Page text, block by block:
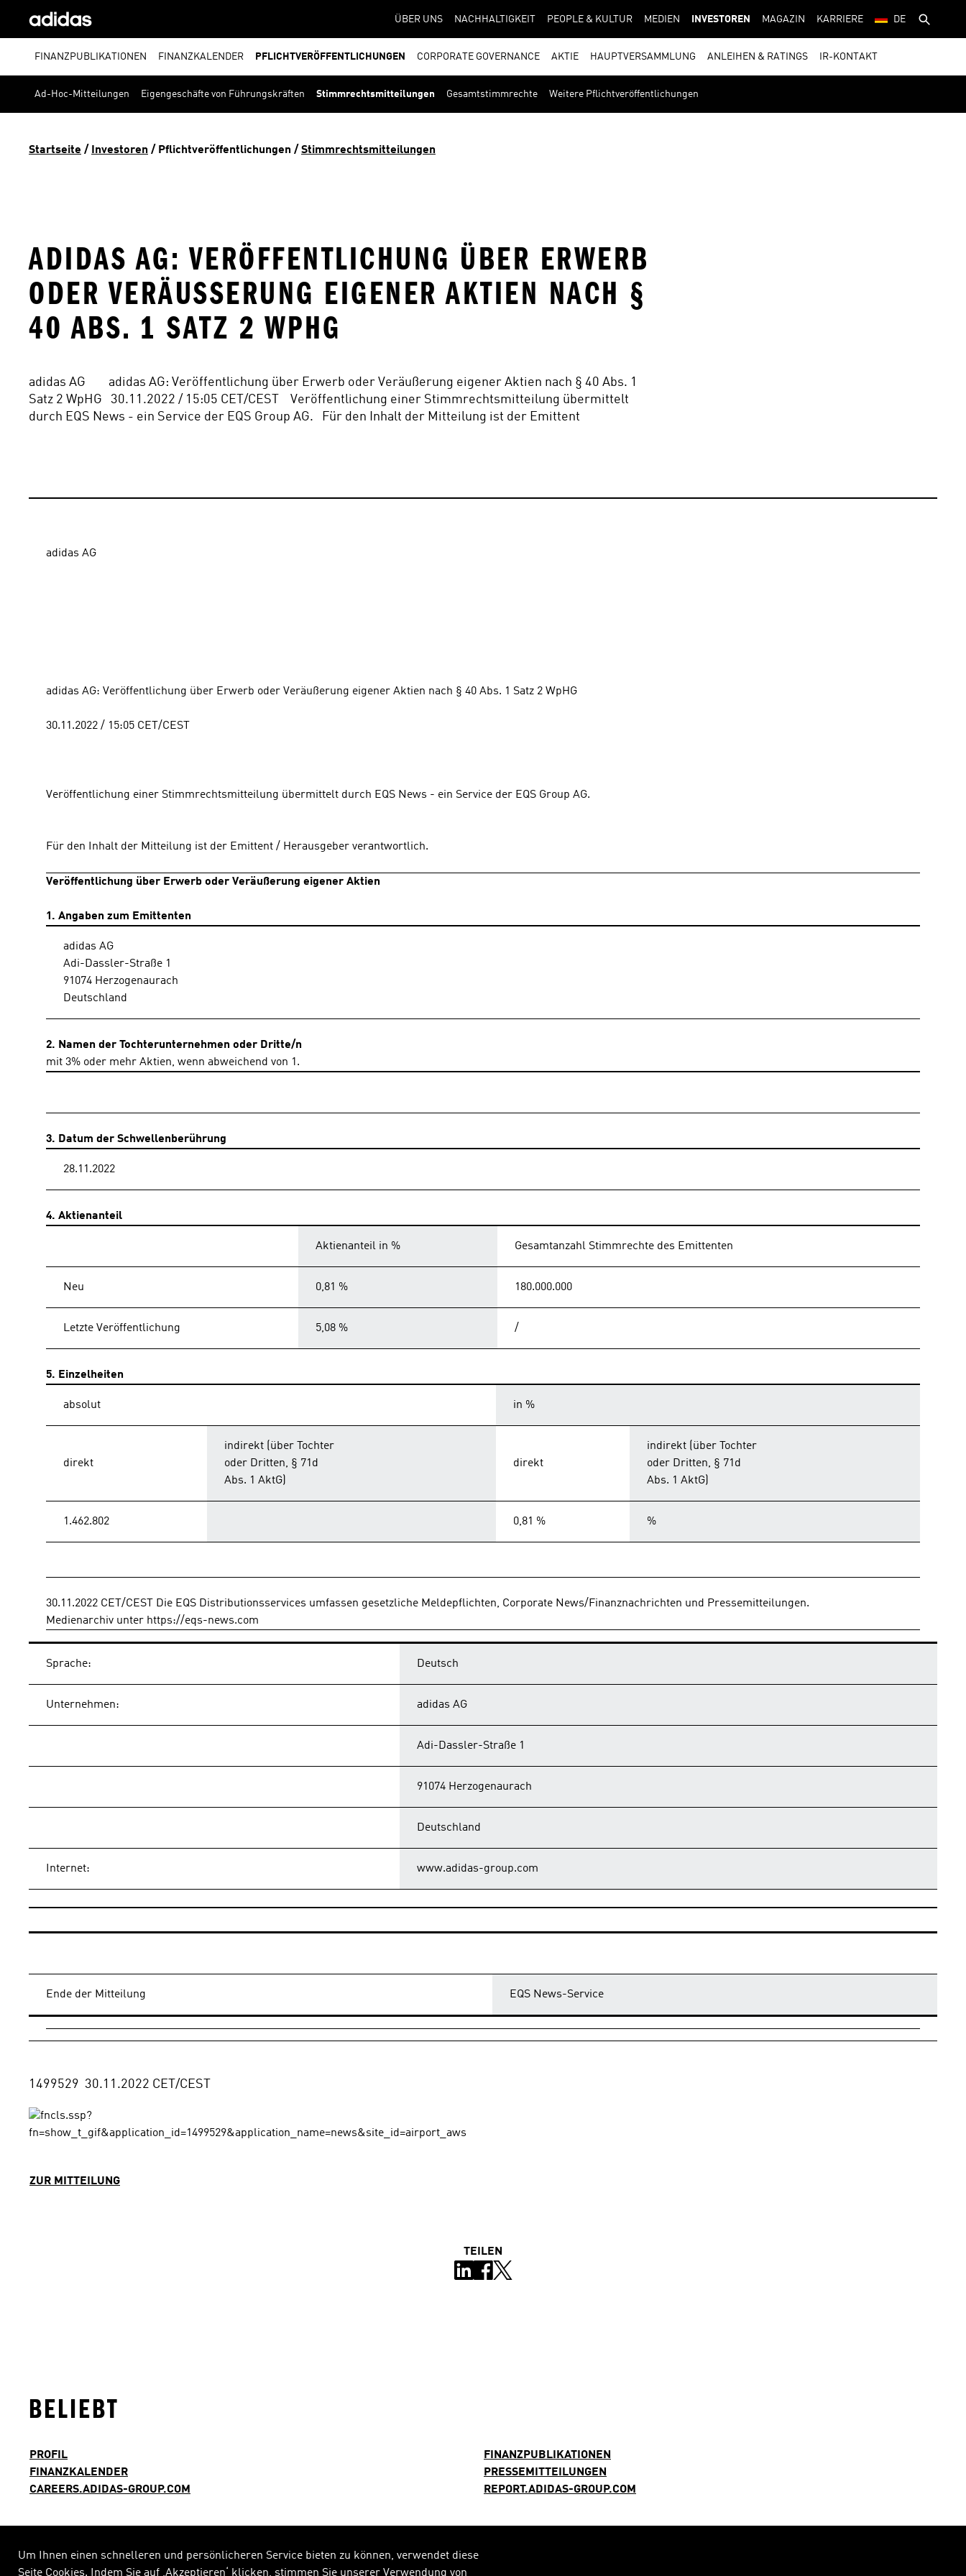
ÜBER UNS NACHHALTIGKEIT PEOPLE & KULTUR MEDIEN INVESTOREN MAGAZIN KARRIERE DE
FINANZPUBLIKATIONEN FINANZKALENDER PFLICHTVERÖFFENTLICHUNGEN CORPORATE GOVERNANCE AKTIE HAUPTVERSAMMLUNG ANLEIHEN & RATINGS IR-KONTAKT
Ad-Hoc-Mitteilungen Eigengeschäfte von Führungskräften Stimmrechtsmitteilungen Gesamtstimmrechte Weitere Pflichtveröffentlichungen
Startseite / Investoren / Pflichtveröffentlichungen / Stimmrechtsmitteilungen
ADIDAS AG: VERÖFFENTLICHUNG ÜBER ERWERB
ODER VERÄUSSERUNG EIGENER AKTIEN NACH § 4
0 ABS. 1 SATZ 2 WPHG
adidas AG        adidas AG: Veröffentlichung über Erwerb oder Veräußerung eigener Aktien nach § 40 Abs. 1
Satz 2 WpHG   30.11.2022 / 15:05 CET/CEST    Veröffentlichung einer Stimmrechtsmitteilung übermittelt
durch EQS News - ein Service der EQS Group AG.   Für den Inhalt der Mitteilung ist der Emittent
adidas AG
adidas AG: Veröffentlichung über Erwerb oder Veräußerung eigener Aktien nach § 40 Abs. 1 Satz 2 WpHG
30.11.2022 / 15:05 CET/CEST
Veröffentlichung einer Stimmrechtsmitteilung übermittelt durch EQS News - ein Service der EQS Group AG.
Für den Inhalt der Mitteilung ist der Emittent / Herausgeber verantwortlich.
Veröffentlichung über Erwerb oder Veräußerung eigener Aktien
1. Angaben zum Emittenten
adidas AG
Adi-Dassler-Straße 1
91074 Herzogenaurach
Deutschland
2. Namen der Tochterunternehmen oder Dritte/n
mit 3% oder mehr Aktien, wenn abweichend von 1.
3. Datum der Schwellenberührung
28.11.2022
4. Aktienanteil
Aktienanteil in % Gesamtanzahl Stimmrechte des Emittenten
Neu 0,81 % 180.000.000
Letzte Veröffentlichung 5,08 % /
5. Einzelheiten
absolut in %
direkt
indirekt (über Tochter
oder Dritten, § 71d
Abs. 1 AktG)
direkt
indirekt (über Tochter
oder Dritten, § 71d
Abs. 1 AktG)
1.462.802 0,81 % %
30.11.2022 CET/CEST Die EQS Distributionsservices umfassen gesetzliche Meldepflichten, Corporate News/Finanznachrichten und Pressemitteilungen.
Medienarchiv unter https://eqs-news.com
Sprache: Deutsch
Unternehmen: adidas AG
Adi-Dassler-Straße 1
91074 Herzogenaurach
Deutschland
Internet: www.adidas-group.com
Ende der Mitteilung EQS News-Service
ZUR MITTEILUNG
TEILEN
BELIEBT
PROFIL
FINANZPUBLIKATIONEN
FINANZKALENDER
PRESSEMITTEILUNGEN
CAREERS.ADIDAS-GROUP.COM
REPORT.ADIDAS-GROUP.COM
Um Ihnen einen schnelleren und persönlicheren Service bieten zu können, verwendet diese
Seite Cookies. Indem Sie auf ‚Akzeptieren‘ klicken, stimmen Sie unserer Verwendung von